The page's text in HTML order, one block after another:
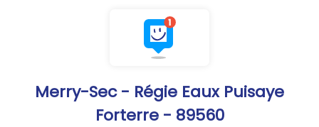
Merry-Sec - Régie Eaux Puisaye
Forterre - 89560